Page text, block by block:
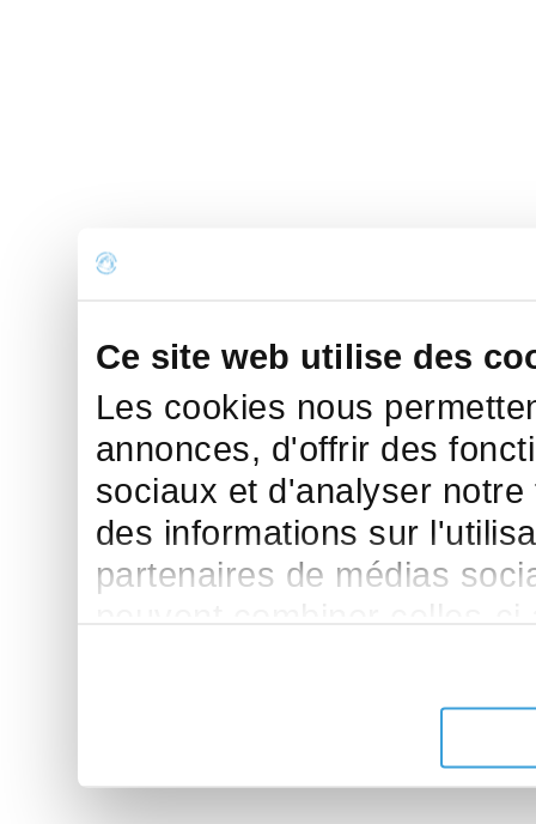
Ce site web utilise des
Les cookies nous
annonces, d'offrir des
sociaux et d'analyser
des informations sur
partenaires de médias